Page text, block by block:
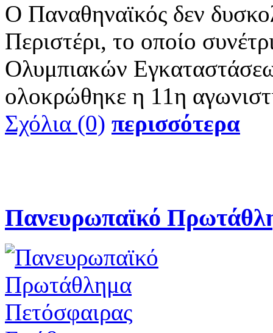
Ο Παναθηναϊκός δεν
Περιστέρι, το οποίο
Ολυμπιακών
ολοκρώθηκε η 11η
Σχόλια (0) περισσότερα
Πανευρωπαϊκό